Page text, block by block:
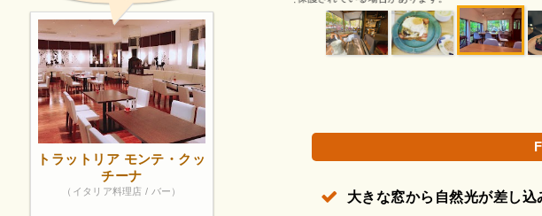
大きな窓から自然光が差し込
トラットリア モンテ・クッ
チーナ
（イタリア料理店 / バー）